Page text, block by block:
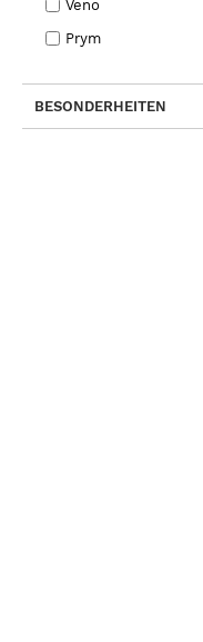
Veno
Prym
BESONDERHEITEN